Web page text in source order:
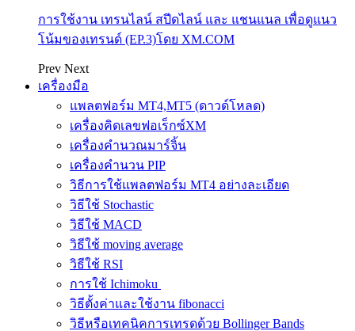
การใช้งาน เทรนไลน์ สปีดไลน์ และ แชนแนล เพื่อดูแนว
โน้มของเทรนด์ (EP.3)โดย XM.COM
Prev Next
เครื่องมือ
แพลตฟอร์ม MT4,MT5 (ดาวด์โหลด)
เครื่องคิดเลขฟอเร็กซ์XM
เครื่องคำนวณมาร์จิ้น
เครื่องคำนวน PIP
วิธีการใช้แพลตฟอร์ม MT4 อย่างละเอียด
วิธีใช้ Stochastic
วิธีใช้ MACD
วิธีใช้ moving average
วิธีใช้ RSI
การใช้ Ichimoku
วิธีตั้งค่าและใช้งาน fibonacci
วิธีหรือเทคนิคการเทรดด้วย Bollinger Bands